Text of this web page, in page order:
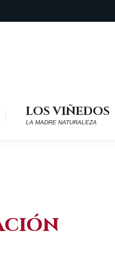
LOS VIÑEDOS
LA MADRE NATURALEZA